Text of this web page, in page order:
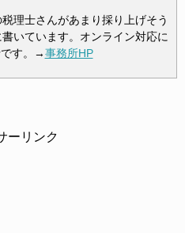
理士さんがあまり採り上げそう
いています。オンライン対応に
す。→事務所HP
ーリンク